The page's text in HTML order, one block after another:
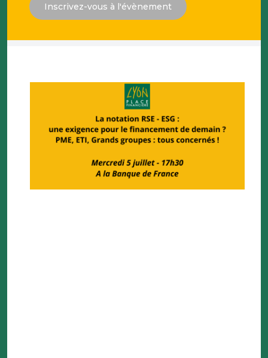
Inscrivez-vous à l'évènement